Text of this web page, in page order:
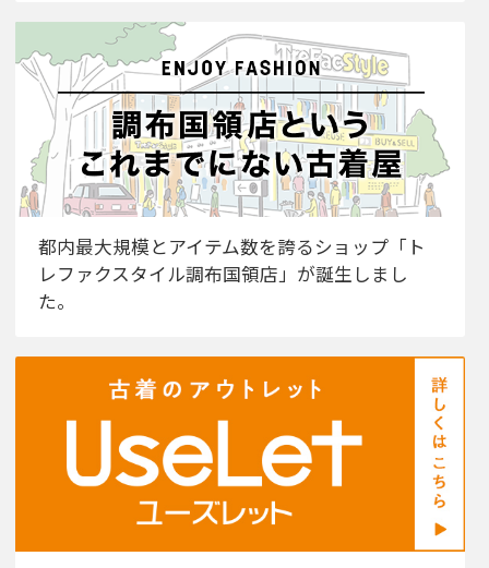
都内最大規模とアイテム数を誇るショップ「ト
レファクスタイル調布国領店」が誕生しまし
た。